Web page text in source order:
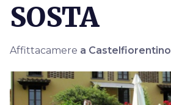
SOSTA
Affittacamere a Castelfiorentino